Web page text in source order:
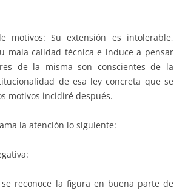
motivos: Su extensión es intolerable,
mala calidad técnica e induce a pensar
de la misma son conscientes de la
de esa ley concreta que se
motivos incidiré después.
la atención lo siguiente:
reconoce la figura en buena parte de